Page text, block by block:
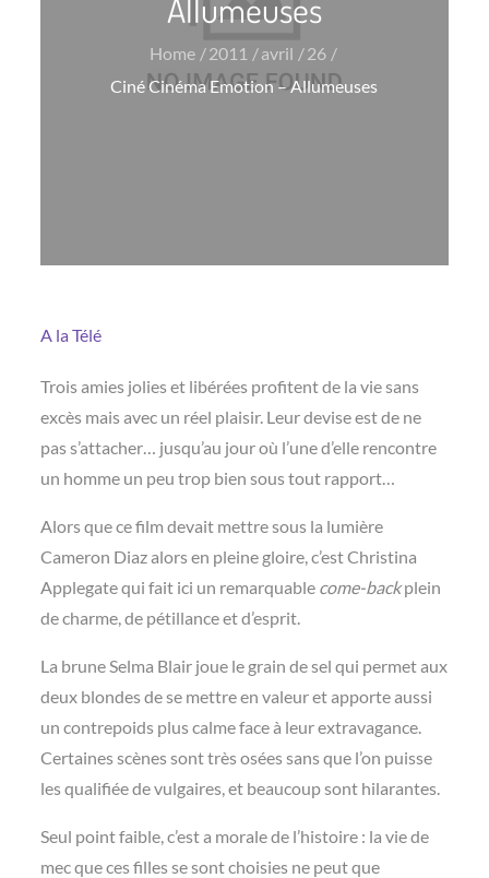
Allumeuses
Home 2011 avril
26
Ciné Cinéma Emotion – Allumeuses
A la Télé
Trois amies jolies et libérées profitent de la vie sans
excès mais avec un réel plaisir. Leur devise est de ne
pas s’attacher… jusqu’au jour où l’une d’elle rencontre
un homme un peu trop bien sous tout rapport…
Alors que ce film devait mettre sous la lumière
Cameron Diaz alors en pleine gloire, c’est Christina
Applegate qui fait ici un remarquable come-backplein
de charme, de pétillance et d’esprit.
La brune Selma Blair joue le grain de sel qui permet aux
deux blondes de se mettre en valeur et apporte aussi
un contrepoids plus calme face à leur extravagance.
Certaines scènes sont très osées sans que l’on puisse
les qualifiée de vulgaires, et beaucoup sont hilarantes.
Seul point faible, c’est a morale de l’histoire : la vie de
mec que ces filles se sont choisies ne peut que